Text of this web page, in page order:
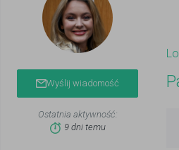
Wyślij wiadomość
Ostatnia aktywność:
9 dni temu